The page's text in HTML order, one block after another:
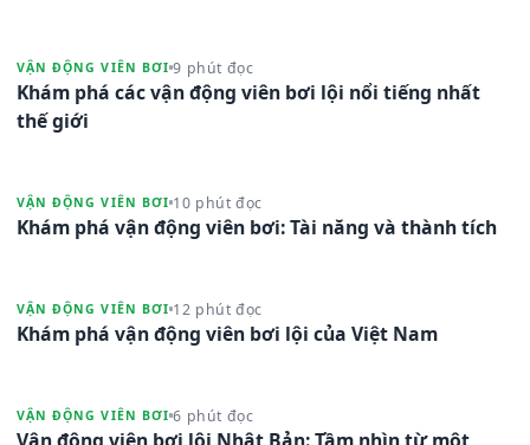
VẬN ĐỘNG VIÊN BƠI 9 phút đọc
Khám phá các vận động viên bơi lội nổi tiếng nhất
thế giới
VẬN ĐỘNG VIÊN BƠI 10 phút đọc
Khám phá vận động viên bơi: Tài năng và thành tích
VẬN ĐỘNG VIÊN BƠI 12 phút đọc
Khám phá vận động viên bơi lội của Việt Nam
VẬN ĐỘNG VIÊN BƠI 6 phút đọc
Vận động viên bơi lội Nhật Bản: Tầm nhìn từ một